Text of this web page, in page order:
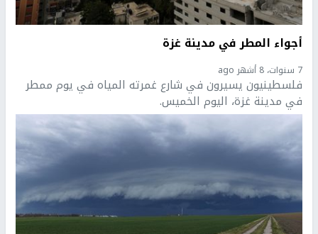
أجواء المطر في مدينة غزة
7 سنوات، 8 أشهر ago
فلسطينيون يسيرون في شارع غمرته المياه في يوم ممطر
في مدينة غزة، اليوم الخميس.